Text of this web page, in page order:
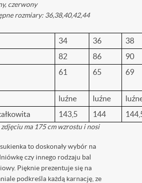
czerwony
rozmiary: 36,38,40,42,44
34 36
38
82 86 90
61 65 69
luźne luźne
143,5 144
ma 175 cm wzrostu i nosi
to doskonały wybór na
czy innego rodzaju bal
Pięknie prezentuje się na
podkreśla każdą karnację, ze